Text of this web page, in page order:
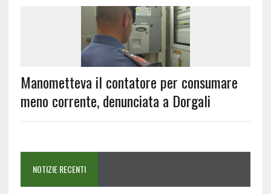
Manometteva il contatore per consumare
meno corrente, denunciata a Dorgali
NOTIZIE RECENTI